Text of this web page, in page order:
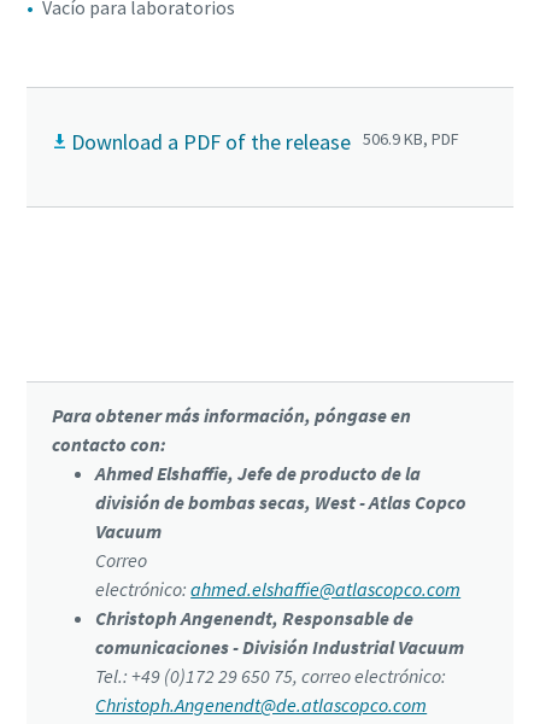
Vacío para laboratorios
Download a PDF of the release 506.9 KB, PDF
Para obtener más información, póngase en
contacto con:
Ahmed Elshaffie, Jefe de producto de la
división de bombas secas, West - Atlas Copco
Vacuum
Correo
electrónico:ahmed.elshaffie@atlascopco.com
Christoph Angenendt, Responsable de
comunicaciones - División Industrial Vacuum
Tel.: +49 (0)172 29 650 75, correo electrónico:
Christoph.Angenendt@de.atlascopco.com